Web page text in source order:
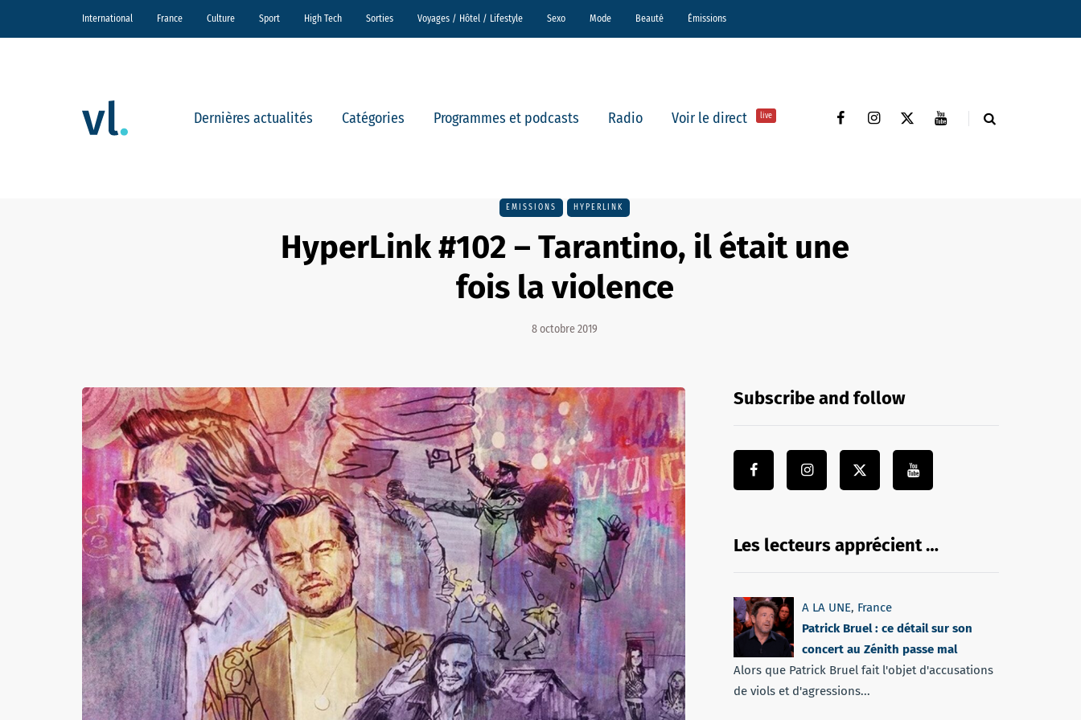
International France Culture Sport High Tech Sorties Voyages / Hôtel / Lifestyle Sexo Mode Beauté Émissions
Dernières actualités Catégories Programmes et podcasts Radio Voir le direct live
EMISSIONS HYPERLINK
HyperLink #102 – Tarantino, il était une
fois la violence
8 octobre 2019
Subscribe and follow
Les lecteurs apprécient …
A LA UNE, France
Patrick Bruel : ce détail sur son
concert au Zénith passe mal
Alors que Patrick Bruel fait l'objet d'accusations
de viols et d'agressions...